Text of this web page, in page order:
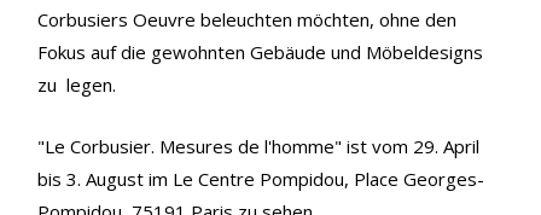
Corbusiers Oeuvre beleuchten möchten, ohne den
Fokus auf die gewohnten Gebäude und Möbeldesigns
zu legen.
"Le Corbusier. Mesures de l'homme" ist vom 29. April
bis 3. August im Le Centre Pompidou, Place Georges-